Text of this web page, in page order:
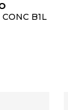
B1L